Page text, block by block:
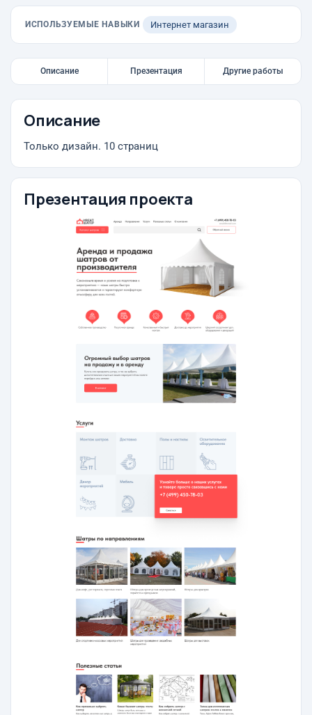
ИСПОЛЬЗУЕМЫЕ НАВЫКИ Интернет магазин
Описание Презентация Другие работы
Описание
Только дизайн. 10 страниц
Презентация проекта